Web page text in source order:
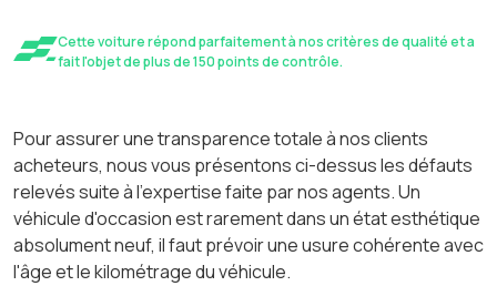
Cette voiture répond parfaitement à nos critères de qualité et a
fait l'objet de plus de 150 points de contrôle.
Pour assurer une transparence totale à nos clients
acheteurs, nous vous présentons ci-dessus les défauts
relevés suite à l'expertise faite par nos agents. Un
véhicule d'occasion est rarement dans un état esthétique
absolument neuf, il faut prévoir une usure cohérente avec
l'âge et le kilométrage du véhicule.